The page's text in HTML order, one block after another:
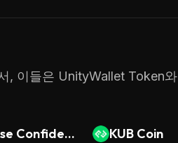
, 이들은 UnityWallet Token
Confident
KUB Coin